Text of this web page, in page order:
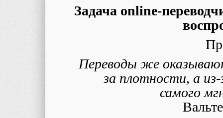
Задача online-
Переводы же
за плотности, а
самого